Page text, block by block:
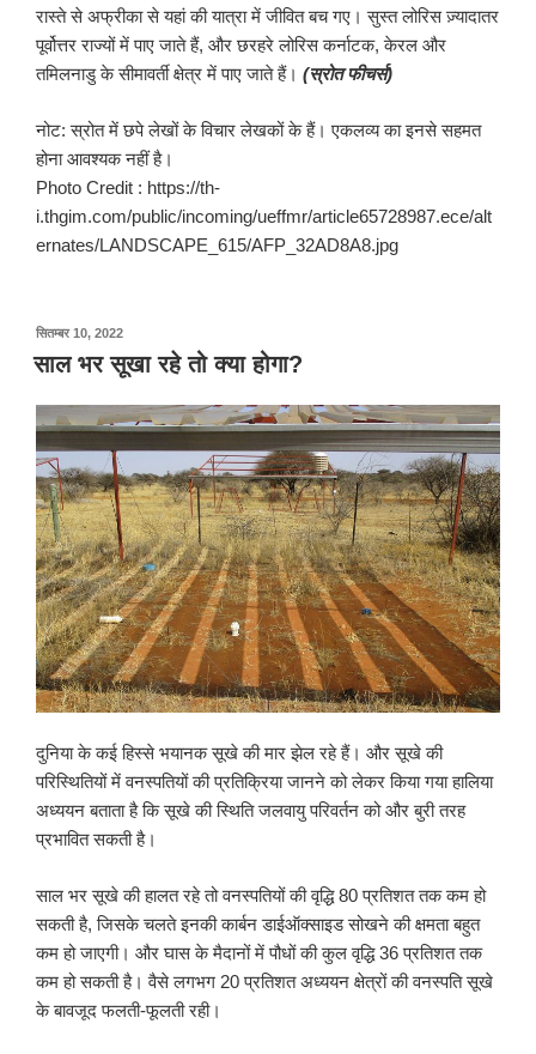
रास्ते से अफ्रीका से यहां की यात्रा में जीवित बच गए। सुस्त लोरिस ज़्यादातर
पूर्वोत्तर राज्यों में पाए जाते हैं, और छरहरे लोरिस कर्नाटक, केरल और
तमिलनाडु के सीमावर्ती क्षेत्र में पाए जाते हैं। (स्रोत फीचर्स)
नोट: स्रोत में छपे लेखों के विचार लेखकों के हैं। एकलव्य का इनसे सहमत
होना आवश्यक नहीं है।
Photo Credit : https://th-
i.thgim.com/public/incoming/ueffmr/article65728987.ece/alt
ernates/LANDSCAPE_615/AFP_32AD8A8.jpg
सितम्बर 10, 2022पर
प्रकाशित
किया
साल भर सूखा रहे तो क्या होगा?
दुनिया के कई हिस्से भयानक सूखे की मार झेल रहे हैं। और सूखे की
परिस्थितियों में वनस्पतियों की प्रतिक्रिया जानने को लेकर किया गया हालिया
अध्ययन बताता है कि सूखे की स्थिति जलवायु परिवर्तन को और बुरी तरह
प्रभावित सकती है।
साल भर सूखे की हालत रहे तो वनस्पतियों की वृद्धि 80 प्रतिशत तक कम हो
सकती है, जिसके चलते इनकी कार्बन डाईऑक्साइड सोखने की क्षमता बहुत
कम हो जाएगी। और घास के मैदानों में पौधों की कुल वृद्धि 36 प्रतिशत तक
कम हो सकती है। वैसे लगभग 20 प्रतिशत अध्ययन क्षेत्रों की वनस्पति सूखे
के बावजूद फलती-फूलती रही।